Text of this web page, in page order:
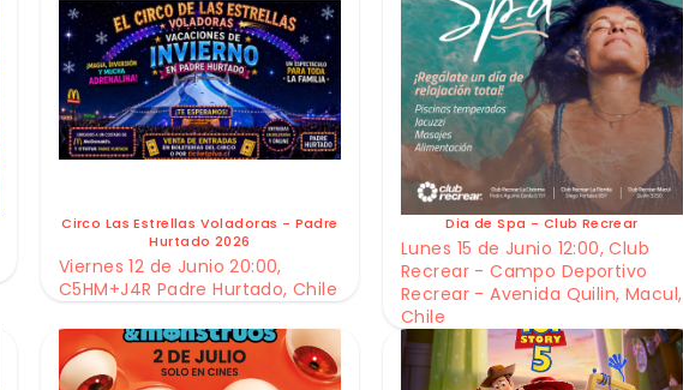
Circo Las Estrellas Voladoras - Padre
Hurtado 2026
Viernes 12 de Junio 20:00,
C5HM+J4R Padre Hurtado, Chile
Dia de Spa - Club Recrear
Lunes 15 de Junio 12:00, Club
Recrear - Campo Deportivo
Recrear - Avenida Quilin, Macul,
Chile